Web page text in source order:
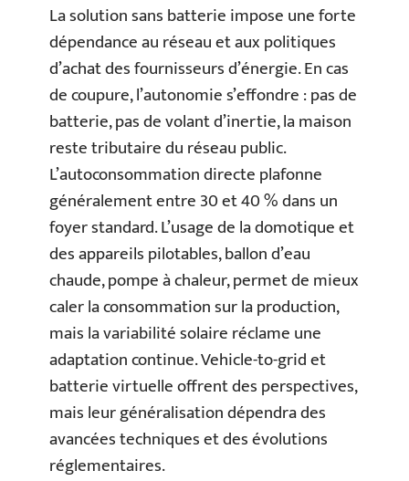
La solution sans batterie impose une forte
dépendance au réseau et aux politiques
d’achat des fournisseurs d’énergie. En cas
de coupure, l’autonomie s’effondre : pas de
batterie, pas de volant d’inertie, la maison
reste tributaire du réseau public.
L’autoconsommation directe plafonne
généralement entre 30 et 40 % dans un
foyer standard. L’usage de la domotique et
des appareils pilotables, ballon d’eau
chaude, pompe à chaleur, permet de mieux
caler la consommation sur la production,
mais la variabilité solaire réclame une
adaptation continue. Vehicle-to-grid et
batterie virtuelle offrent des perspectives,
mais leur généralisation dépendra des
avancées techniques et des évolutions
réglementaires.